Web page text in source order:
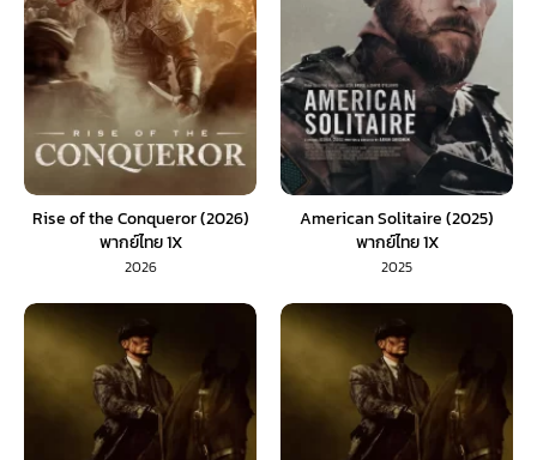
Rise of the Conqueror (2026)
พากย์ไทย 1X
2026
American Solitaire (2025)
พากย์ไทย 1X
2025